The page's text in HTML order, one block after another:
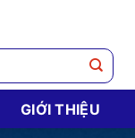
GIỚI THIỆU